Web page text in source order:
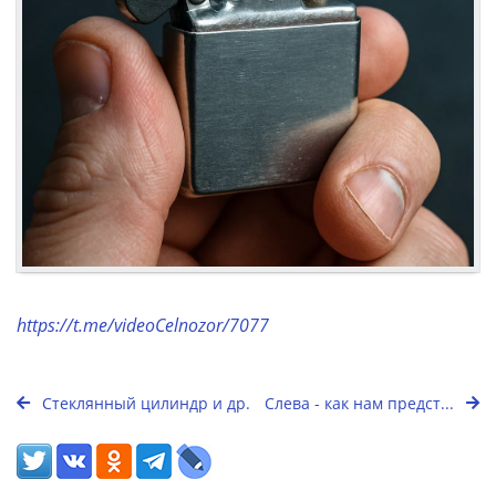
https://t.me/videoCelnozor/7077
Стеклянный цилиндр и др. Слева - как нам предст...